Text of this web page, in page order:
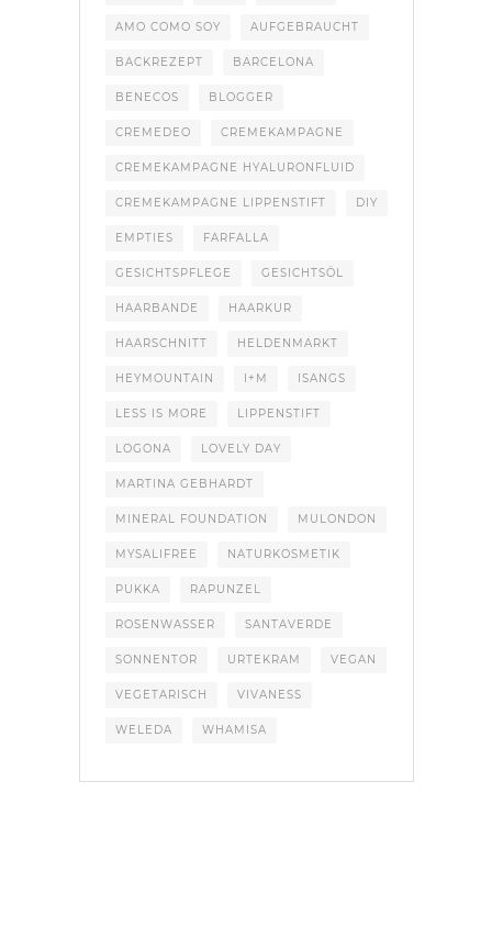
AMO COMO SOY AUFGEBRAUCHT
BACKREZEPT BARCELONA
BENECOS BLOGGER
CREMEDEO CREMEKAMPAGNE
CREMEKAMPAGNE HYALURONFLUID
CREMEKAMPAGNE LIPPENSTIFT DIY
EMPTIES FARFALLA
GESICHTSPFLEGE GESICHTSÖL
HAARBANDE HAARKUR
HAARSCHNITT HELDENMARKT
HEYMOUNTAIN I+M ISANGS
LESS IS MORE LIPPENSTIFT
LOGONA LOVELY DAY
MARTINA GEBHARDT
MINERAL FOUNDATION MULONDON
MYSALIFREE NATURKOSMETIK
PUKKA RAPUNZEL
ROSENWASSER SANTAVERDE
SONNENTOR URTEKRAM VEGAN
VEGETARISCH VIVANESS
WELEDA WHAMISA